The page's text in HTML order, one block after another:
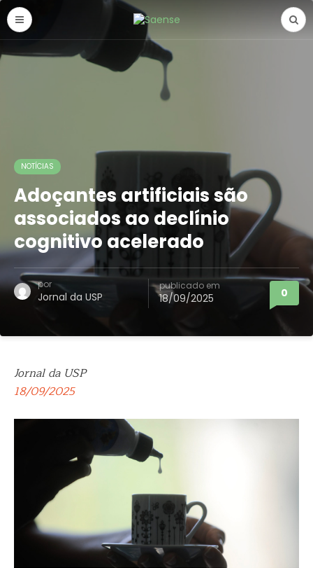
NOTÍCIAS
Adoçantes artificiais são
associados ao declínio
cognitivo acelerado
por
Jornal da USP
publicado em
18/09/2025 0
Jornal da USP
18/09/2025